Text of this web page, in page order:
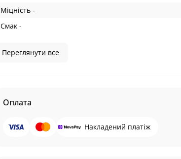
Міцність -
Смак -
Переглянути все
Оплата
Накладений платіж